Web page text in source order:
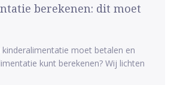
berekenen: dit moet
moet betalen en
kunt berekenen? Wij lichten